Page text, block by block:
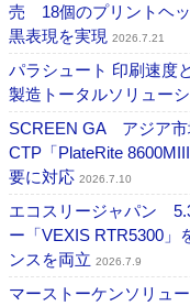
売 18個のプリントヘッ
黒表現を実現 2026.7.21
パラシュート 印刷速度
製造トータルソリュー
SCREEN GA アジア市
CTP「PlateRite
要に対応 2026.7.10
エコスリージャパン
ー「VEXIS RTR5300
ンスを両立 2026.7.9
マーストーケンソリュ